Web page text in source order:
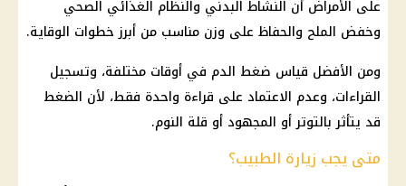
على الأمراض أن النشاط البدني والنظام الغذائي الصحي
وخفض الملح والحفاظ على وزن مناسب من أبرز خطوات الوقاية.
ومن الأفضل قياس ضغط الدم في أوقات مختلفة، وتسجيل
القراءات، وعدم الاعتماد على قراءة واحدة فقط، لأن الضغط
قد يتأثر بالتوتر أو المجهود أو قلة النوم.
متى يجب زيارة الطبيب؟